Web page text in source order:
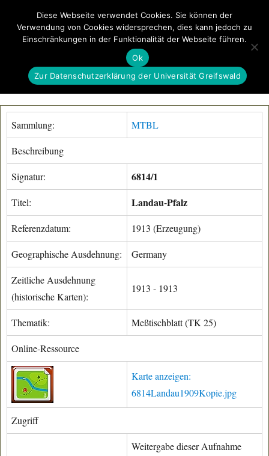
GeoGREIF MENÜ
Sammlung: MTBL
Beschreibung
Signatur: 6814/1
Titel: Landau-Pfalz
Referenzdatum: 1913 (Erzeugung)
Geographische Ausdehnung: Germany
Zeitliche Ausdehnung
(historische Karten):
1913 - 1913
Thematik: Meßtischblatt (TK 25)
Online-Ressource
Karte anzeigen:
6814Landau1909Kopie.jpg
Zugriff
Weitergabe dieser Aufnahme
Diese Webseite verwendet Cookies. Sie können der
Verwendung von Cookies widersprechen, dies kann jedoch zu
Einschränkungen in der Funktionalität der Webseite führen.
Ok
Zur Datenschutzerklärung der Universität Greifswald